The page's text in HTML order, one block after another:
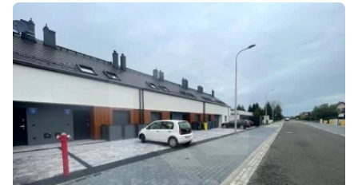
Powierzchnia działki:
Oferujemy na sprzedaż atrakcyjny dom 4 pokojowy w zabudowie sz
eregowej o powierzchni całkowitej około 150 m2, użytkowej około 11
2 m2, usytuowany na działce wielkości 276 m2 w spokojnej.
Szczegóły ogłoszenia